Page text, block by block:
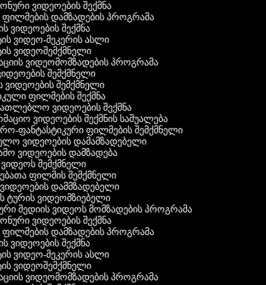
ვიდეოების შექმნა
ფილმების დამზადების პროგრამა
ვიდეოების შექმნა
ვიდეო-მეკერის ასლი
ვიდეოშემქმნელი
ვიდეომომზადების პროგრამა
შემქმნელი
ვიდეოების შემქმნელი
ფილმების შექმნა
ვიდეოების შექმნა
ვიდეოების შექმნის საშუალება
ფანტასტიკური ფილმების შემქმნელი
ვიდეოების დამამზადებელი
ვიდეოების დამზადება
ვიდეოს შემქმნელი
ფილმის შემქმნელი
ვიდეოების დამმზადებელი
ტურის ვიდეომზიებელი
მედიის ვიდეოს მომზადების პროგრამა
ვიდეოების შექმნა
ფილმების დამზადების პროგრამა
ვიდეოების შექმნა
ვიდეო-მეკერის ასლი
ვიდეოშემქმნელი
ვიდეომომზადების პროგრამა